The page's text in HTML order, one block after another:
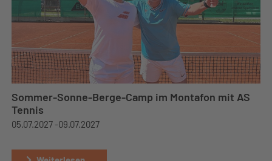
Sommer-Sonne-Berge-Camp im Montafon mit AS
Tennis
05.07.2027 -09.07.2027